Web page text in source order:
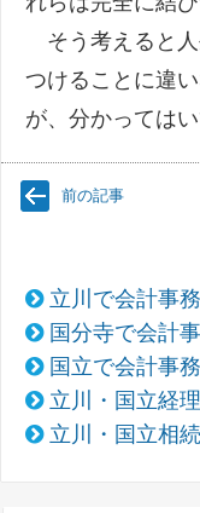
そう考えると人
つけることに違
が、分かっては
前の記事
立川で会計事
国分寺で会計
国立で会計事
立川・国立経
立川・国立相